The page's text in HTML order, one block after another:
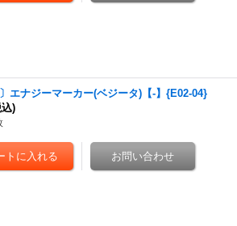
〕エナジーマーカー(ベジータ)【-】{E02-04}
)